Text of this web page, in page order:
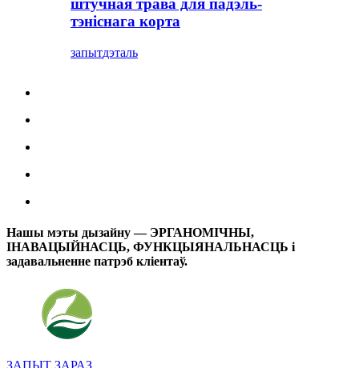
штучная трава для падэль-
тэніснага корта
запытдэталь
Нашы мэты дызайну — ЭРГАНОМІЧНЫ,
ІНАВАЦЫЙНАСЦЬ, ФУНКЦЫЯНАЛЬНАСЦЬ і
задавальненне патрэб кліентаў.
ЗАПЫТ ЗАРАЗ